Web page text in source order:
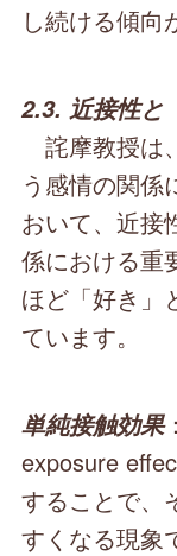
し続ける傾向
2.3. 近接性と
詫摩教授は
う感情の関係
おいて、近接
係における重
ほど「好き」
ています。
単純接触効果
exposure
することで、
すくなる現象